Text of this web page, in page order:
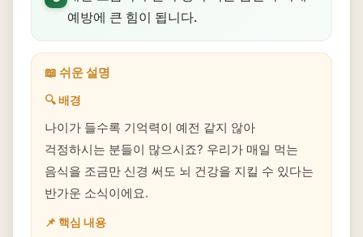
예방에 큰 힘이 됩니다.
📖 쉬운 설명
🔍 배경
나이가 들수록 기억력이 예전 같지 않아
걱정하시는 분들이 많으시죠? 우리가 매일 먹는
음식을 조금만 신경 써도 뇌 건강을 지킬 수 있다는
반가운 소식이에요.
📌 핵심 내용